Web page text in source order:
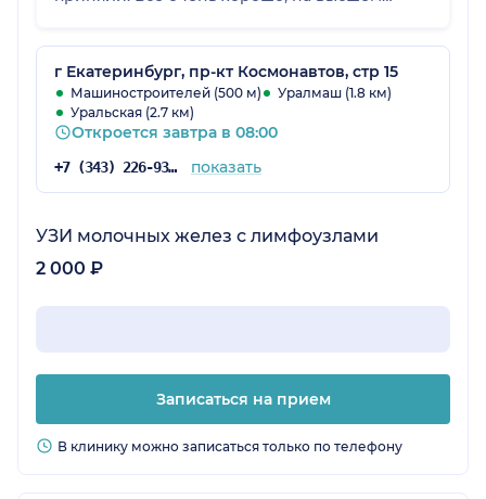
г Екатеринбург, пр-кт Космонавтов, стр 15
Машиностроителей (500 м)
Уралмаш (1.8 км)
Уральская (2.7 км)
Откроется завтра в 08:00
+7 (343) 226-93-81 показать
УЗИ молочных желез с лимфоузлами
2 000 ₽
Записаться на прием
В клинику можно записаться только по телефону